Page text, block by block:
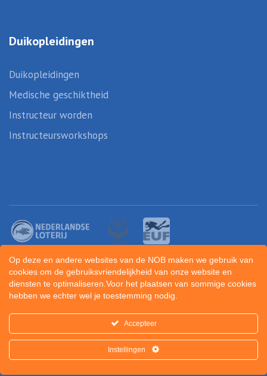
Duikopleidingen
Duikopleidingen
Medische geschiktheid
Instructeur worden
Instructeursworkshops
Sportunity
Op deze en andere websites van de NOB maken we gebruik van
cookies om de gebruiksvriendelijkheid van onze website en
diensten te optimaliseren.Voor het plaatsen van sommige cookies
hebben we echter wel je toestemming nodig.
Accepteer
Instellingen